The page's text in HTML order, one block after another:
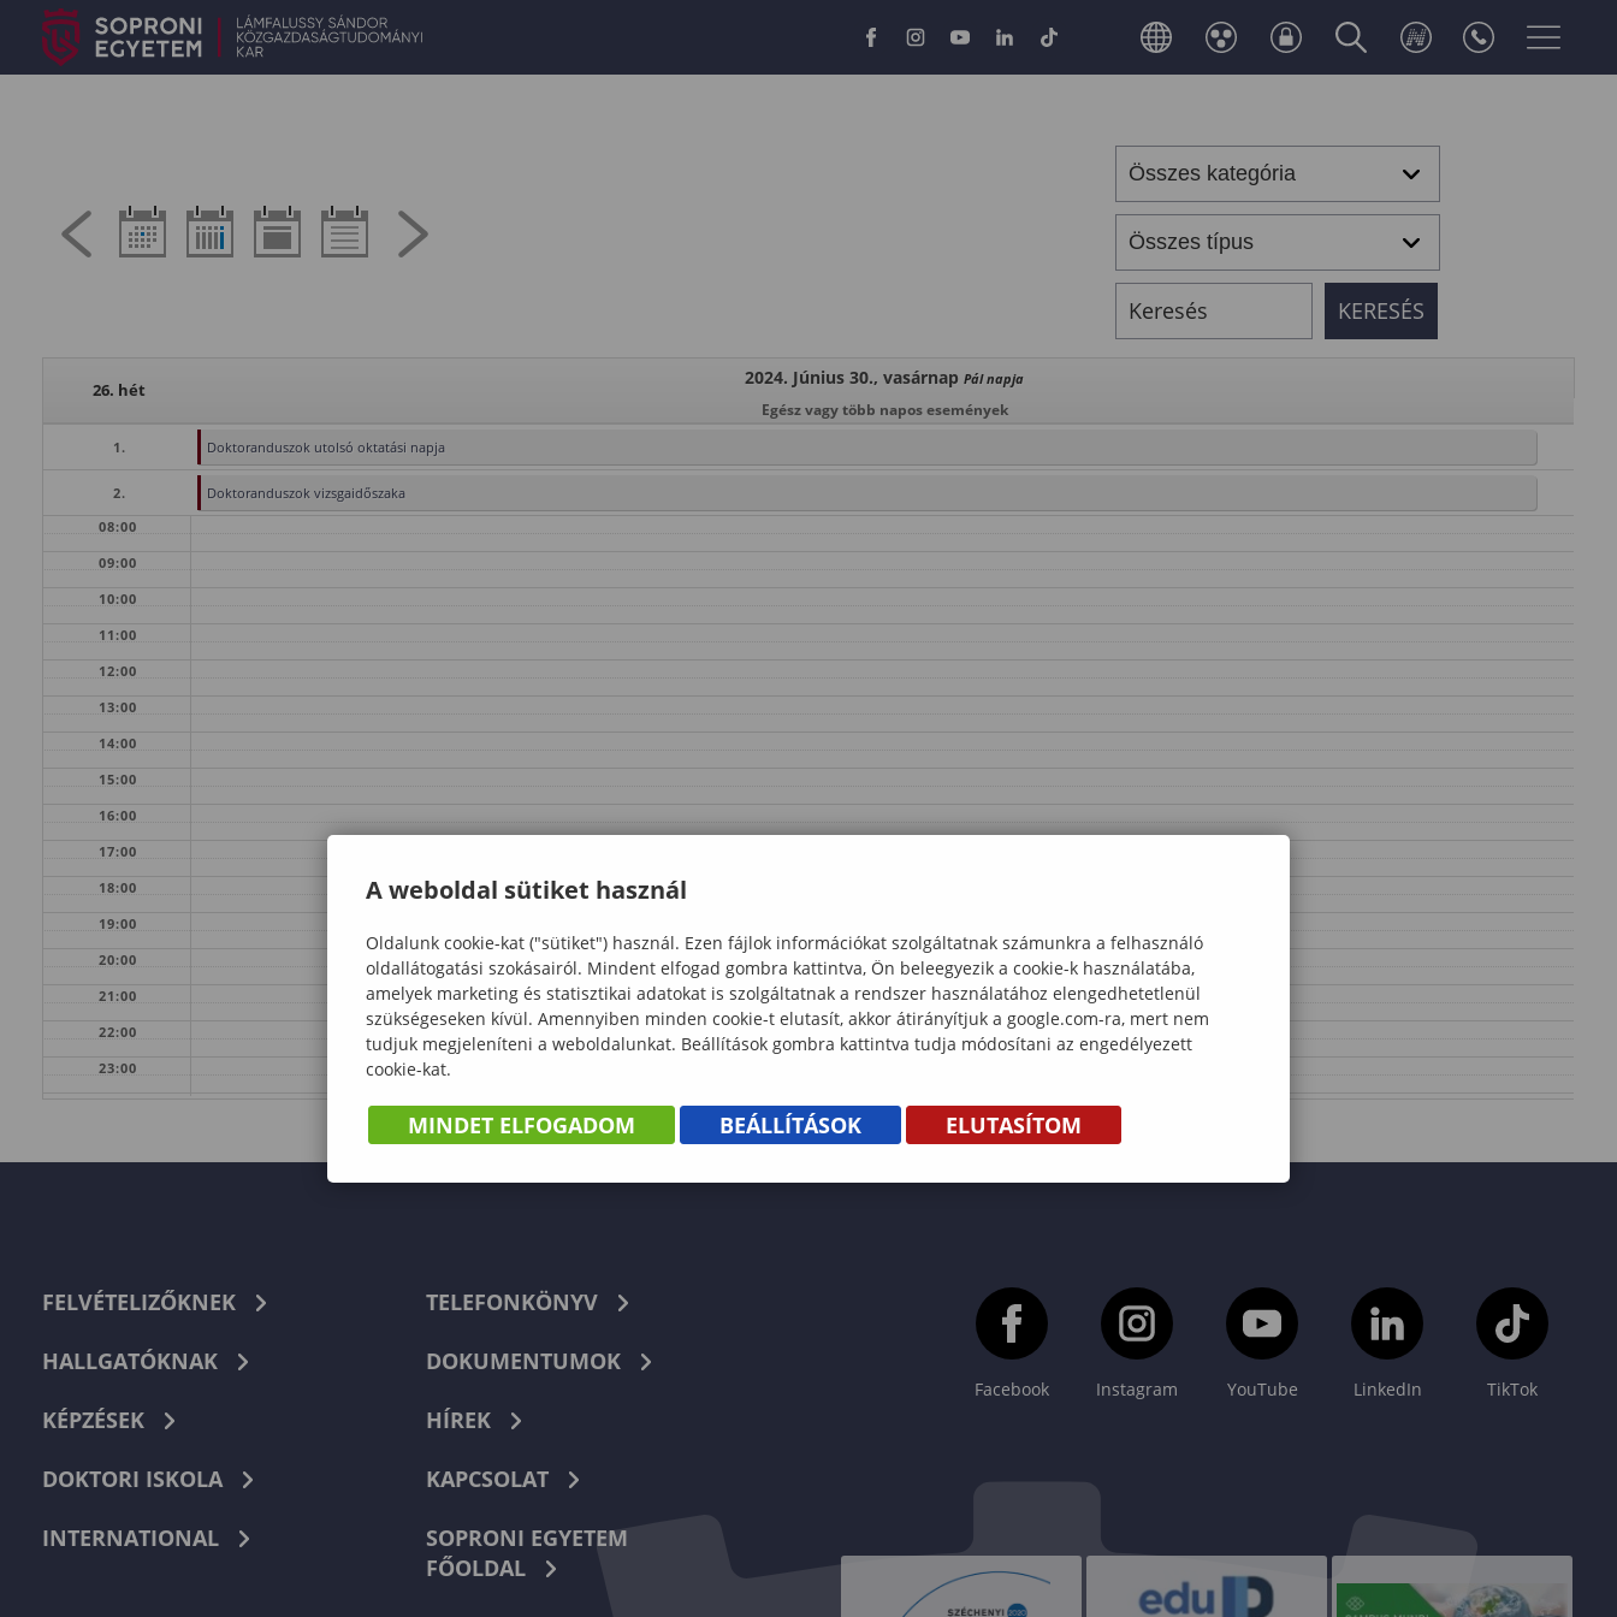
26. hét
2024. Június 30., vasárnap Pál napja
Egész vagy több napos események
1. Doktoranduszok utolsó oktatási napja
2.
Doktoranduszok vizsgaidőszaka
08:00
09:00
10:00
11:00
12:00
13:00
14:00
15:00
16:00
17:00
18:00
19:00
20:00
21:00
22:00
23:00
FELVÉTELIZŐKNEK
HALLGATÓKNAK
KÉPZÉSEK
DOKTORI ISKOLA
INTERNATIONAL
TELEFONKÖNYV
DOKUMENTUMOK
HÍREK
KAPCSOLAT
SOPRONI EGYETEM
FŐOLDAL
Facebook Instagram YouTube LinkedIn TikTok
A weboldal sütiket használ
Oldalunk cookie-kat ("sütiket") használ. Ezen fájlok információkat szolgáltatnak számunkra a felhasználó
oldallátogatási szokásairól. Mindent elfogad gombra kattintva, Ön beleegyezik a cookie-k használatába,
amelyek marketing és statisztikai adatokat is szolgáltatnak a rendszer használatához elengedhetetlenül
szükségeseken kívül. Amennyiben minden cookie-t elutasít, akkor átirányítjuk a google.com-ra, mert nem
tudjuk megjeleníteni a weboldalunkat. Beállítások gombra kattintva tudja módosítani az engedélyezett
cookie-kat.
MINDET ELFOGADOM BEÁLLÍTÁSOK ELUTASÍTOM